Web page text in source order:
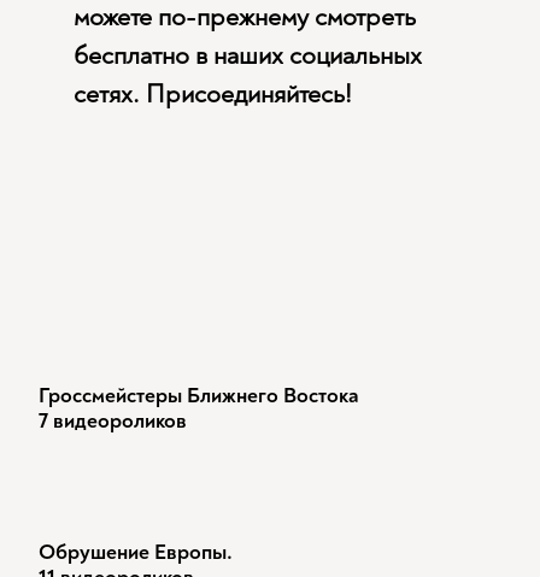
можете по-прежнему смотреть
бесплатно в наших социальных
сетях. Присоединяйтесь!
Гроссмейстеры Ближнего Востока
7 видеороликов
Обрушение Европы.